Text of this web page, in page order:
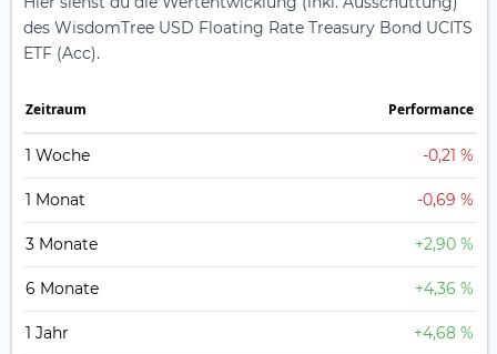
des WisdomTree USD Floating Rate Treasury Bond UCITS
ETF (Acc).
Zeit­raum Perfor­mance
1 Woche -0,21 %
1 Monat -0,69 %
3 Monate +2,90 %
6 Monate +4,36 %
1 Jahr +4,68 %